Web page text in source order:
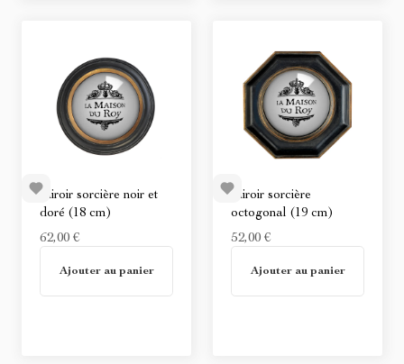
Miroir sorcière noir et
doré (18 cm)
62,00 €
Ajouter au panier
Miroir sorcière
octogonal (19 cm)
52,00 €
Ajouter au panier